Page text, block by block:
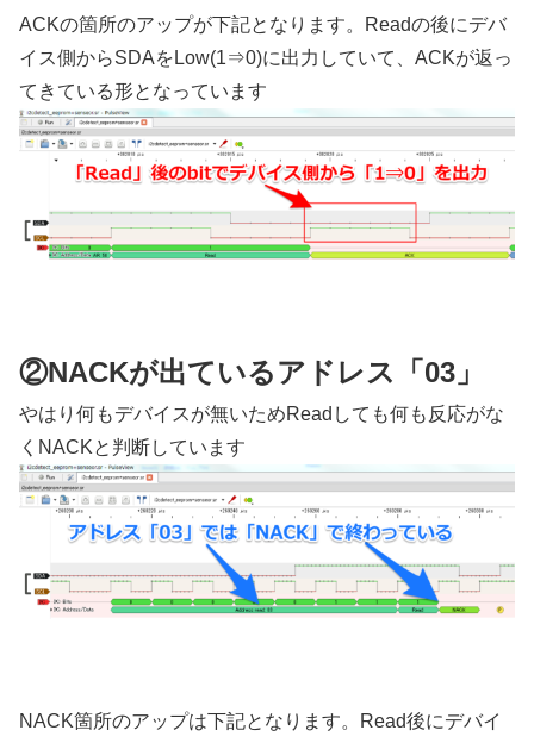
ACKの箇所のアップが下記となります。Readの後にデバ
イス側からSDAをLow(1⇒0)に出力していて、ACKが返っ
てきている形となっています
②NACKが出ているアドレス「03」
やはり何もデバイスが無いためReadしても何も反応がな
くNACKと判断しています
NACK箇所のアップは下記となります。Read後にデバイ